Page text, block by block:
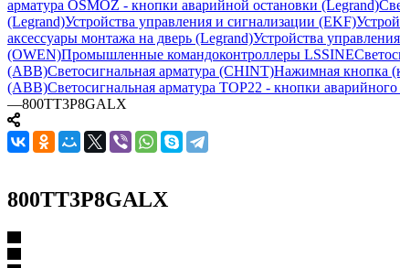
арматура OSMOZ - кнопки аварийной остановки (Legrand)
(Legrand)Устройства управления и сигнализации (EKF)
аксессуары монтажа на дверь (Legrand)Устройства
(OWEN)Промышленные командоконтроллеры LSSINE
(ABB)Светосигнальная арматура (CHINT)Нажимная кнопка
(ABB)Светосигнальная арматура TOP22 - кнопки аварийного
—800TT3P8GALX
800TT3P8GALX